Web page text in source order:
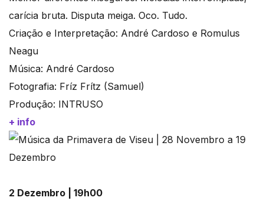
carícia bruta. Disputa meiga. Oco. Tudo.
Criação e Interpretação: André Cardoso e Romulus
Neagu
Música: André Cardoso
Fotografia: Fríz Frítz (Samuel)
Produção: INTRUSO
+ info
2 Dezembro | 19h00